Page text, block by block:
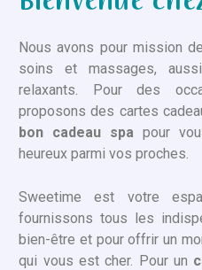
Nous avons pour mission
soins et massages,
relaxants. Pour des
proposons des cartes
bon cadeau spa pour
heureux parmi vos proches.
Sweetime est votre
fournissons tous les
bien-être et pour offrir un
qui vous est cher. Pour un